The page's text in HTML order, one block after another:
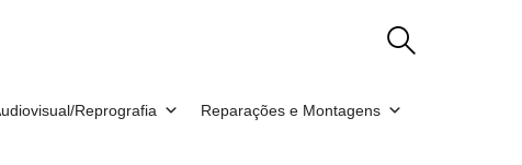
Reprografia Reparações e Montagens